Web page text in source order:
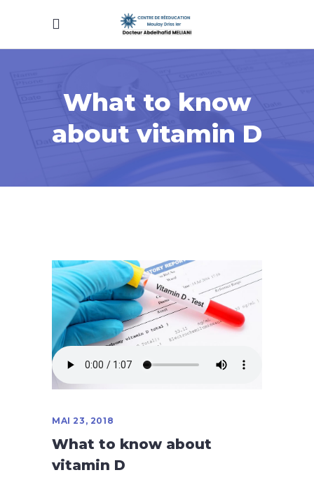
What to know
about vitamin D
MAI 23, 2018
What to know about
vitamin D